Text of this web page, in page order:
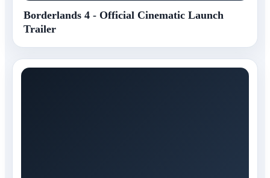
Borderlands 4 - Official Cinematic Launch
Trailer